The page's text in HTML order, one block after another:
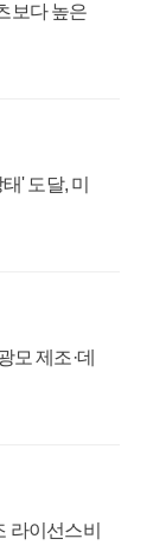
보다 높은
' 도달, 미
모 제조·데
라이선스비